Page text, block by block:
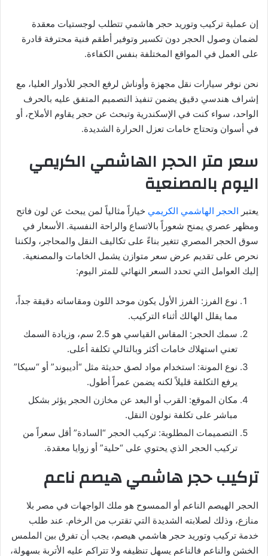
إن عملية تركيب وتوريد حجر هاشمي تتطلب لوجستيات معقدة
لضمان وصول الحجر دون تكسير وتوفير أطقم فنية محترفة قادرة
على العمل في المواقع المختلفة بنفس الكفاءة.
نحن نوفر سيارات نقل مجهزة وأوناش لرفع الحجر للأدوار العليا، مع
إشراف هندسي دقيق يضمن تنفيذ التصميم المتفق عليه بالحرف
الواحد، سواء كنت في الإسكندرية وتبحث عن حجر يقاوم الأملاح، أو
في أسوان وتحتاج خامات تعزل الحرارة الشديدة.
سعر متر الحجر الهاشمي الكريمي
اليوم بالمصنعية
يعتبر الحجر الهاشمي الكريمي خياراً مثالياً لمن يبحث عن لون فاتح
ومظهر عصري يمنح شعوراً بالاتساع والراحة النفسية. الأسعار في
سوق الحجر المصري تتغير بناءً على تكاليف النقل والمحاجر، ولكننا
نحرص على تقديم عرض سعر متوازن يشمل الخامات والمصنعية.
إليك العوامل التي تحدد السعر النهائي للمتر اليوم:
نوع الفرز: الفرز الأول يكون موحد اللون ومقاساته دقيقة جداً،
مما يقلل الهالك أثناء التركيب.
سمك الحجر: المقاس القياسي هو 2.5 سم، وزيادة السمك
تعني استهلاك خامات أكثر وبالتالي تكلفة أعلى.
نوع المونة: استخدام مواد لصق حديثة مثل “أديبوند” أو “سيكا”
يرفع التكلفة قليلاً لكنه يضمن عمراً أطول.
مكان الموقع: القرب أو البعد عن مخازن الحجر يؤثر بشكل
مباشر على تكلفة نولون النقل.
التصميمات المطلوبة: تركيب الحجر “السادة” أقل سعراً من
تركيب الحجر الذي يحتوي على “حلية” أو زوايا معقدة.
تركيب حجر هاشمي هيصم ناعم
الحجر الهيصم الناعم أو الممسوح هو ملك الواجهات في مصر بلا
منازع، وذلك لصلابته الشديدة التي تقترب من الرخام. عند طلب
خدمة تركيب وتوريد حجر هاشمي هيصم، يجب أن تفرق بين الملمس
الخشن والناعم فالناعم يسهل تنظيفه ولا تتراكم عليه الأتربة بسهولة،